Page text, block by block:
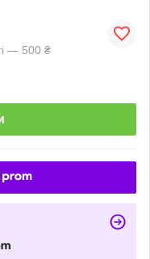
— 500 ₴